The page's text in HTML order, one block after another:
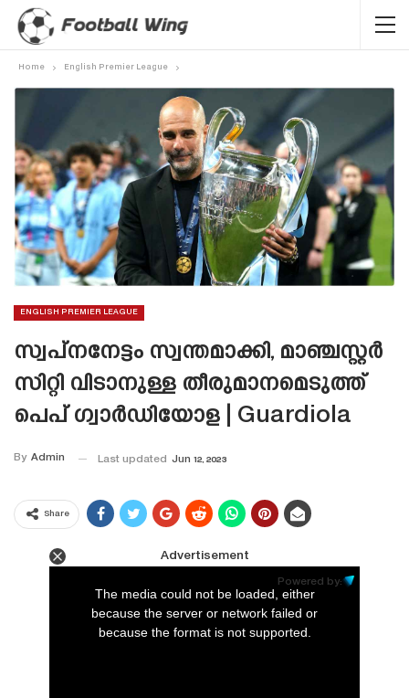
Home English Premier League
ENGLISH PREMIER LEAGUE
സ്വപ്‌നനേട്ടം സ്വന്തമാക്കി, മാഞ്ചസ്റ്റർ
സിറ്റി വിടാനുള്ള തീരുമാനമെടുത്ത്
പെപ് ഗ്വാർഡിയോള | Guardiola
By Admin Last updated Jun 12, 2023
Share
Advertisement
Powered by:
The media could not be loaded, either
because the server or network failed or
because the format is not supported.